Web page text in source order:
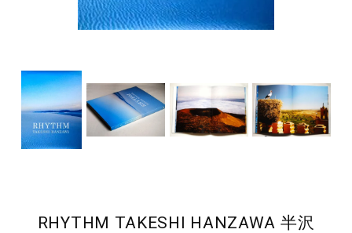
RHYTHM TAKESHI HANZAWA 半沢